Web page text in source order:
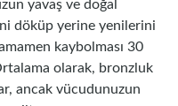
yavaş ve doğal
döküp yerine yenilerini
kaybolması 30
olarak, bronzluk
ancak vücudunuzun